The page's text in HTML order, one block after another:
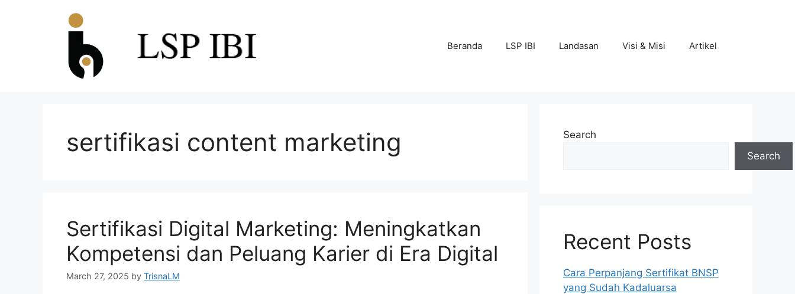
Beranda LSP IBI Landasan Visi & Misi Artikel
sertifikasi content marketing
Sertifikasi Digital Marketing: Meningkatkan
Kompetensi dan Peluang Karier di Era Digital
March 27, 2025 by TrisnaLM
Search
Search
Recent Posts
Cara Perpanjang Sertifikat BNSP
yang Sudah Kadaluarsa